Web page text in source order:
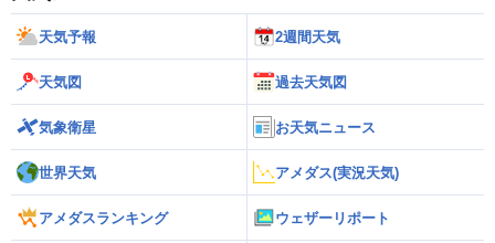
天気予報 2週間天気
天気図 過去天気図
気象衛星 お天気ニュース
世界天気 アメダス(実況天気)
アメダスランキング ウェザーリポート